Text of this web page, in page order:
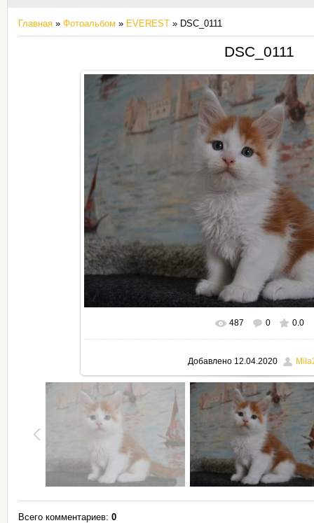
Главная » Фотоальбом » EVEREST » DSC_0111
DSC_0111
В реальном размере 795x530
487 0 0.0
Добавлено12.04.2020
Всего комментариев: 0